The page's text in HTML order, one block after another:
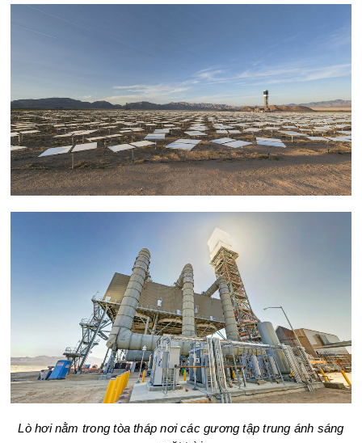
Lò hơi nằm trong tòa tháp nơi các gương tập trung ánh sáng